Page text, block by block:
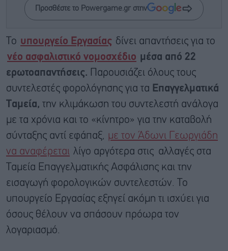
Προσθέστε το Powergame.gr στην
Το υπουργείο Εργασίας δίνει απαντήσεις για το
νέο ασφαλιστικό νομοσχέδιο μέσα από 22
ερωτοαπαντήσεις. Παρουσιάζει όλους τους
συντελεστές φορολόγησης για τα Επαγγελματικά
Ταμεία, την κλιμάκωση του συντελεστή ανάλογα
με τα χρόνια και το «κίνητρο» για την καταβολή
σύνταξης αντί εφάπαξ, με τον Άδωνι Γεωργιάδη
να αναφέρεται λίγο αργότερα στις αλλαγές στα
Ταμεία Επαγγελματικής Ασφάλισης και την
εισαγωγή φορολογικών συντελεστών. Το
υπουργείο Εργασίας εξηγεί ακόμη τι ισχύει για
όσους θέλουν να σπάσουν πρόωρα τον
λογαριασμό.